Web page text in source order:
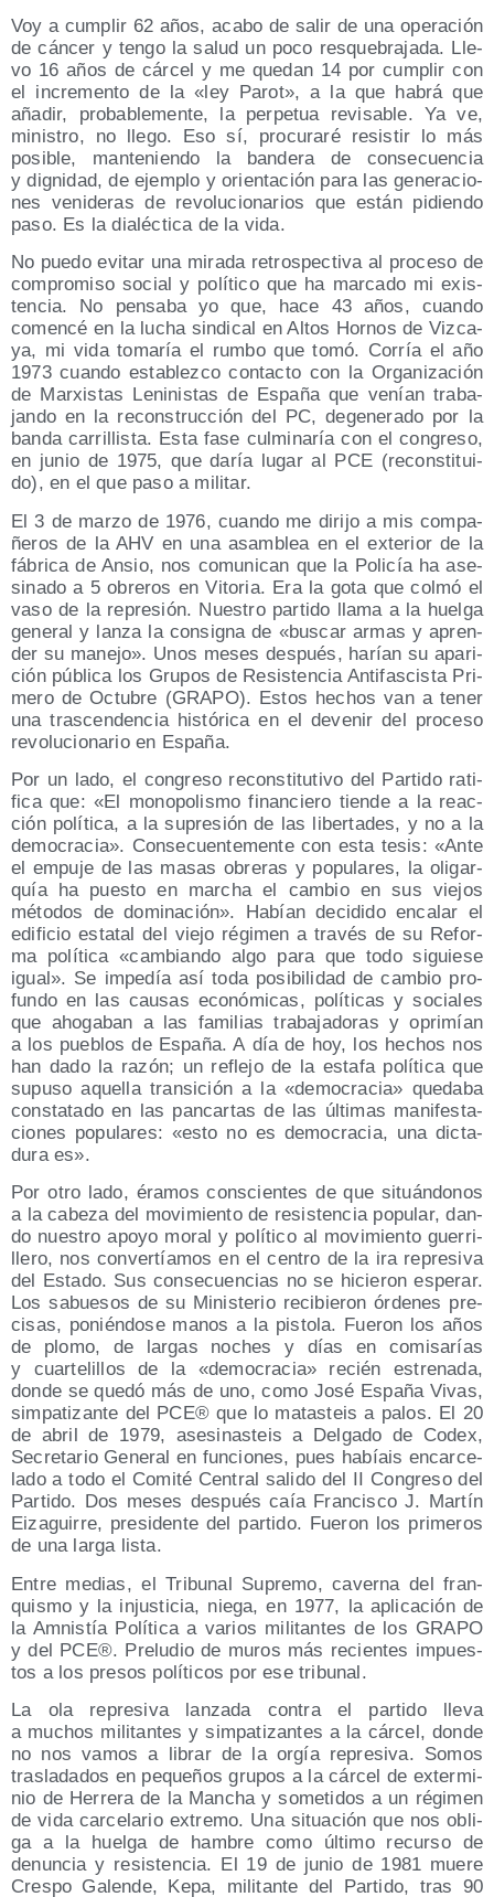
Voy a cum­plir 62 años, aca­bo de salir de una ope­ra­ción
de cán­cer y ten­go la salud un poco res­que­bra­ja­da. Lle­
vo 16 años de cár­cel y me que­dan 14 por cum­plir con
el incre­men­to de la «ley Parot», a la que habrá que
aña­dir, pro­ba­ble­men­te, la per­pe­tua revi­sa­ble. Ya ve,
minis­tro, no lle­go. Eso sí, pro­cu­ra­ré resis­tir lo más
posi­ble, man­te­nien­do la ban­de­ra de con­se­cuen­cia
y dig­ni­dad, de ejem­plo y orien­ta­ción para las gene­ra­cio­
nes veni­de­ras de revo­lu­cio­na­rios que están pidien­do
paso. Es la dia­léc­ti­ca de la vida.
No pue­do evi­tar una mira­da retros­pec­ti­va al pro­ce­so de
com­pro­mi­so social y polí­ti­co que ha mar­ca­do mi exis­
ten­cia. No pen­sa­ba yo que, hace 43 años, cuan­do
comen­cé en la lucha sin­di­cal en Altos Hor­nos de Viz­ca­
ya, mi vida toma­ría el rum­bo que tomó. Corría el año
1973 cuan­do esta­blez­co con­tac­to con la Orga­ni­za­ción
de Mar­xis­tas Leni­nis­tas de Espa­ña que venían tra­ba­
jan­do en la recons­truc­ción del PC, dege­ne­ra­do por la
ban­da carri­llis­ta. Esta fase cul­mi­na­ría con el con­gre­so,
en junio de 1975, que daría lugar al PCE (recons­ti­tui­
do), en el que paso a militar.
El 3 de mar­zo de 1976, cuan­do me diri­jo a mis com­pa­
ñe­ros de la AHV en una asam­blea en el exte­rior de la
fábri­ca de Ansio, nos comu­ni­can que la Poli­cía ha ase­
si­na­do a 5 obre­ros en Vito­ria. Era la gota que col­mó el
vaso de la repre­sión. Nues­tro par­ti­do lla­ma a la huel­ga
gene­ral y lan­za la con­sig­na de «bus­car armas y apren­
der su mane­jo». Unos meses des­pués, harían su apa­ri­
ción públi­ca los Gru­pos de Resis­ten­cia Anti­fas­cis­ta Pri­
me­ro de Octu­bre (GRAPO). Estos hechos van a tener
una tras­cen­den­cia his­tó­ri­ca en el deve­nir del pro­ce­so
revo­lu­cio­na­rio en España.
Por un lado, el con­gre­so recons­ti­tu­ti­vo del Par­ti­do rati­
fi­ca que: «El mono­po­lis­mo finan­cie­ro tien­de a la reac­
ción polí­ti­ca, a la supre­sión de las liber­ta­des, y no a la
demo­cra­cia». Con­se­cuen­te­men­te con esta tesis: «Ante
el empu­je de las masas obre­ras y popu­la­res, la oli­gar­
quía ha pues­to en mar­cha el cam­bio en sus vie­jos
méto­dos de domi­na­ción». Habían deci­di­do enca­lar el
edi­fi­cio esta­tal del vie­jo régi­men a tra­vés de su Refor­
ma polí­ti­ca «cam­bian­do algo para que todo siguie­se
igual». Se impe­día así toda posi­bi­li­dad de cam­bio pro­
fun­do en las cau­sas eco­nó­mi­cas, polí­ti­cas y socia­les
que aho­ga­ban a las fami­lias tra­ba­ja­do­ras y opri­mían
a los pue­blos de Espa­ña. A día de hoy, los hechos nos
han dado la razón; un refle­jo de la esta­fa polí­ti­ca que
supu­so aque­lla tran­si­ción a la «demo­cra­cia» que­da­ba
cons­ta­ta­do en las pan­car­tas de las últi­mas mani­fes­ta­
cio­nes popu­la­res: «esto no es demo­cra­cia, una dic­ta­
du­ra es».
Por otro lado, éra­mos cons­cien­tes de que situán­do­nos
a la cabe­za del movi­mien­to de resis­ten­cia popu­lar, dan­
do nues­tro apo­yo moral y polí­ti­co al movi­mien­to gue­rri­
lle­ro, nos con­ver­tía­mos en el cen­tro de la ira repre­si­va
del Esta­do. Sus con­se­cuen­cias no se hicie­ron espe­rar.
Los sabue­sos de su Minis­te­rio reci­bie­ron órde­nes pre­
ci­sas, ponién­do­se manos a la pis­to­la. Fue­ron los años
de plo­mo, de lar­gas noches y días en comi­sa­rías
y cuar­te­li­llos de la «demo­cra­cia» recién estre­na­da,
don­de se que­dó más de uno, como José Espa­ña Vivas,
sim­pa­ti­zan­te del PCE® que lo matas­teis a palos. El 20
de abril de 1979, ase­si­nas­teis a Del­ga­do de Codex,
Secre­ta­rio Gene­ral en fun­cio­nes, pues habíais encar­ce­
la­do a todo el Comi­té Cen­tral sali­do del II Con­gre­so del
Par­ti­do. Dos meses des­pués caía Fran­cis­co J. Mar­tín
Eiza­gui­rre, pre­si­den­te del par­ti­do. Fue­ron los pri­me­ros
de una lar­ga lista.
Entre medias, el Tri­bu­nal Supre­mo, caver­na del fran­
quis­mo y la injus­ti­cia, nie­ga, en 1977, la apli­ca­ción de
la Amnis­tía Polí­ti­ca a varios mili­tan­tes de los GRAPO
y del PCE®. Pre­lu­dio de muros más recien­tes impues­
tos a los pre­sos polí­ti­cos por ese tribunal.
La ola repre­si­va lan­za­da con­tra el par­ti­do lle­va
a muchos mili­tan­tes y sim­pa­ti­zan­tes a la cár­cel, don­de
no nos vamos a librar de la orgía repre­si­va. Somos
tras­la­da­dos en peque­ños gru­pos a la cár­cel de exter­mi­
nio de Herre­ra de la Man­cha y some­ti­dos a un régi­men
de vida car­ce­la­rio extre­mo. Una situa­ción que nos obli­
ga a la huel­ga de ham­bre como últi­mo recur­so de
denun­cia y resis­ten­cia. El 19 de junio de 1981 mue­re
Cres­po Galen­de, Kepa, mili­tan­te del Par­ti­do, tras 90